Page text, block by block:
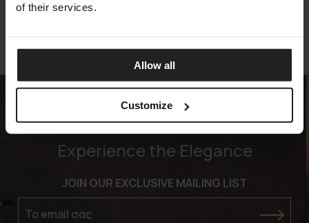
of their services.
Allow all
Customize
Experience the Elegance
JOIN OUR EXCLUSIVE MAILING LIST
Το email σας